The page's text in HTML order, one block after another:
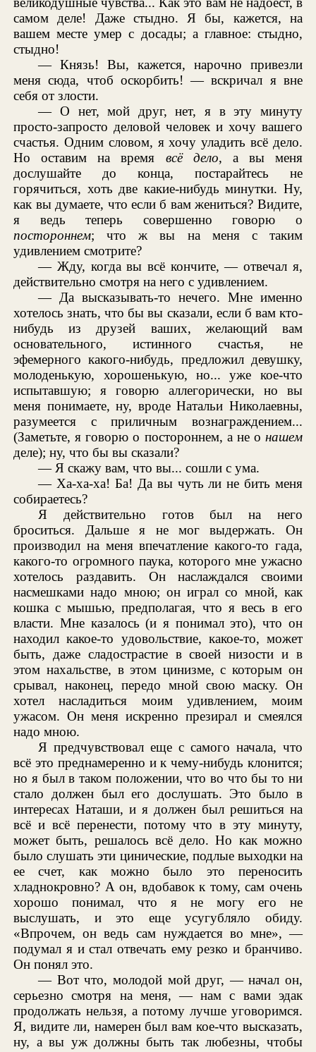
самом деле! Даже стыдно. Я бы, кажется, на
вашем месте умер с досады; а главное: стыдно,
стыдно!
— Князь! Вы, кажется, нарочно привезли
меня сюда, чтоб оскорбить! — вскричал я вне
себя от злости.
— О нет, мой друг, нет, я в эту минуту
просто-запросто деловой человек и хочу вашего
счастья. Одним словом, я хочу уладить всё дело.
Но оставим на время всё дело, а вы меня
дослушайте до конца, постарайтесь не
горячиться, хоть две какие-нибудь минутки. Ну,
как вы думаете, что если б вам жениться? Видите,
я ведь теперь совершенно говорю о
постороннем; что ж вы на меня с таким
удивлением смотрите?
— Жду, когда вы всё кончите, — отвечал я,
действительно смотря на него с удивлением.
— Да высказывать-то нечего. Мне именно
хотелось знать, что бы вы сказали, если б вам кто-
нибудь из друзей ваших, желающий вам
основательного, истинного счастья, не
эфемерного какого-нибудь, предложил девушку,
молоденькую, хорошенькую, но... уже кое-что
испытавшую; я говорю аллегорически, но вы
меня понимаете, ну, вроде Натальи Николаевны,
разумеется с приличным вознаграждением...
(Заметьте, я говорю о постороннем, а не о нашем
деле); ну, что бы вы сказали?
— Я скажу вам, что вы... сошли с ума.
— Ха-ха-ха! Ба! Да вы чуть ли не бить меня
собираетесь?
Я действительно готов был на него
броситься. Дальше я не мог выдержать. Он
производил на меня впечатление какого-то гада,
какого-то огромного паука, которого мне ужасно
хотелось раздавить. Он наслаждался своими
насмешками надо мною; он играл со мной, как
кошка с мышью, предполагая, что я весь в его
власти. Мне казалось (и я понимал это), что он
находил какое-то удовольствие, какое-то, может
быть, даже сладострастие в своей низости и в
этом нахальстве, в этом цинизме, с которым он
срывал, наконец, передо мной свою маску. Он
хотел насладиться моим удивлением, моим
ужасом. Он меня искренно презирал и смеялся
надо мною.
Я предчувствовал еще с самого начала, что
всё это преднамеренно и к чему-нибудь клонится;
но я был в таком положении, что во что бы то ни
стало должен был его дослушать. Это было в
интересах Наташи, и я должен был решиться на
всё и всё перенести, потому что в эту минуту,
может быть, решалось всё дело. Но как можно
было слушать эти цинические, подлые выходки на
ее счет, как можно было это переносить
хладнокровно? А он, вдобавок к тому, сам очень
хорошо понимал, что я не могу его не
выслушать, и это еще усугубляло обиду.
«Впрочем, он ведь сам нуждается во мне», —
подумал я и стал отвечать ему резко и бранчиво.
Он понял это.
— Вот что, молодой мой друг, — начал он,
серьезно смотря на меня, — нам с вами эдак
продолжать нельзя, а потому лучше уговоримся.
Я, видите ли, намерен был вам кое-что высказать,
ну, а вы уж должны быть так любезны, чтобы